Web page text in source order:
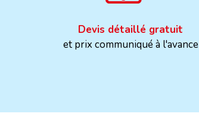
Devis détaillé gratuit
et prix communiqué à l'avance